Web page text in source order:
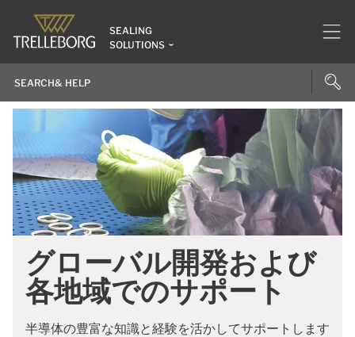
SEALING
SOLUTIONS
グローバル開発および
各地域でのサポート
半導体の豊富な知識と経験を活かしてサポートします